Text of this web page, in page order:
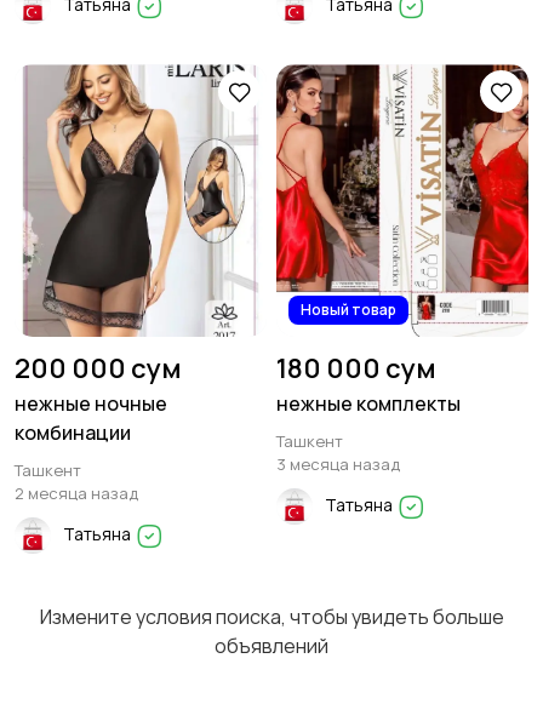
200 000 сум
нежные ночные
комбинации
Ташкент
2 месяца назад
Татьяна
Новый товар
180 000 сум
нежные комплекты
Ташкент
3 месяца назад
Татьяна
Измените условия поиска, чтобы увидеть больше
объявлений